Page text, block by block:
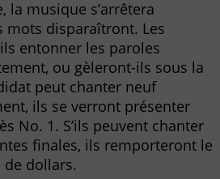
la musique s’arrêtera
mots disparaîtront. Les
entonner les paroles
ou gèleront-ils sous la
peut chanter neuf
ils se verront présenter
No. 1. S’ils peuvent chanter
finales, ils remporteront le
dollars.